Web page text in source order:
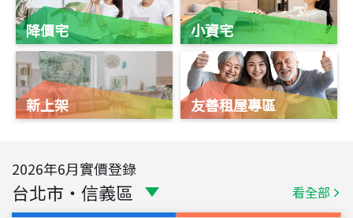
降價宅
新上架
小資宅
友善租屋專區
2026年6月實價登錄
台北市 ・ 信義區 看全部